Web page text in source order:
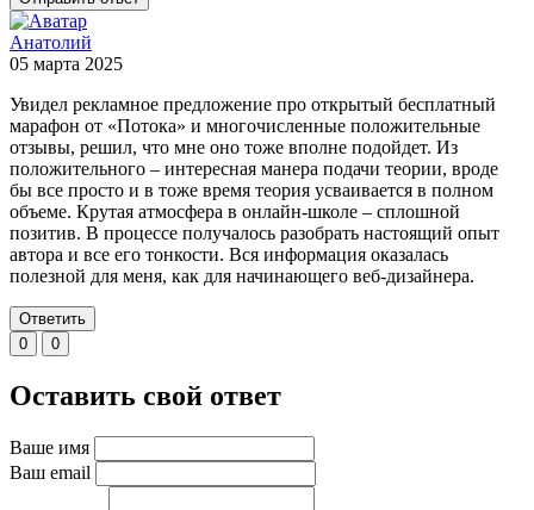
Анатолий
05 марта 2025
Увидел рекламное предложение про открытый бесплатный
марафон от «Потока» и многочисленные положительные
отзывы, решил, что мне оно тоже вполне подойдет. Из
положительного – интересная манера подачи теории, вроде
бы все просто и в тоже время теория усваивается в полном
объеме. Крутая атмосфера в онлайн-школе – сплошной
позитив. В процессе получалось разобрать настоящий опыт
автора и все его тонкости. Вся информация оказалась
полезной для меня, как для начинающего веб-дизайнера.
Ответить
0
0
Оставить свой ответ
Ваше имя
Ваш email